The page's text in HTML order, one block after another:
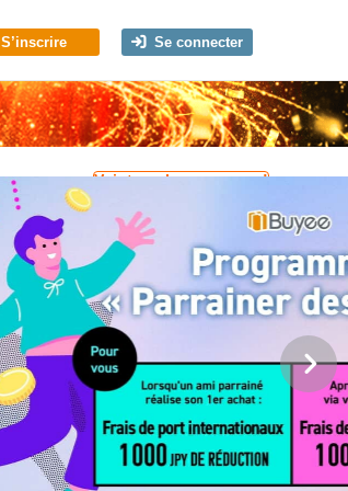
S’inscrire Se connecter
Voir tous les coupons !